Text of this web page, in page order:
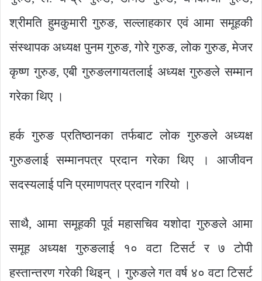
श्रीमति हुमकुमारी गुरुङ, सल्लाहकार एवं आमा समूहकी
संस्थापक अध्यक्ष पुनम गुरुङ, गोरे गुरुङ, लोक गुरुङ, मेजर
कृष्ण गुरुङ, एबी गुरुङलगायतलाई अध्यक्ष गुरुङले सम्मान
गरेका थिए ।
हर्क गुरुङ प्रतिष्ठानका तर्फबाट लोक गुरुङले अध्यक्ष
गुरुङलाई सम्मानपत्र प्रदान गरेका थिए । आजीवन
सदस्यलाई पनि प्रमाणपत्र प्रदान गरियो ।
साथै, आमा समूहकी पूर्व महासचिव यशोदा गुरुङले आमा
समूह अध्यक्ष गुरुङलाई १० वटा टिसर्ट र ७ टोपी
हस्तान्तरण गरेकी थिइन् । गुरुङले गत वर्ष ४० वटा टिसर्ट